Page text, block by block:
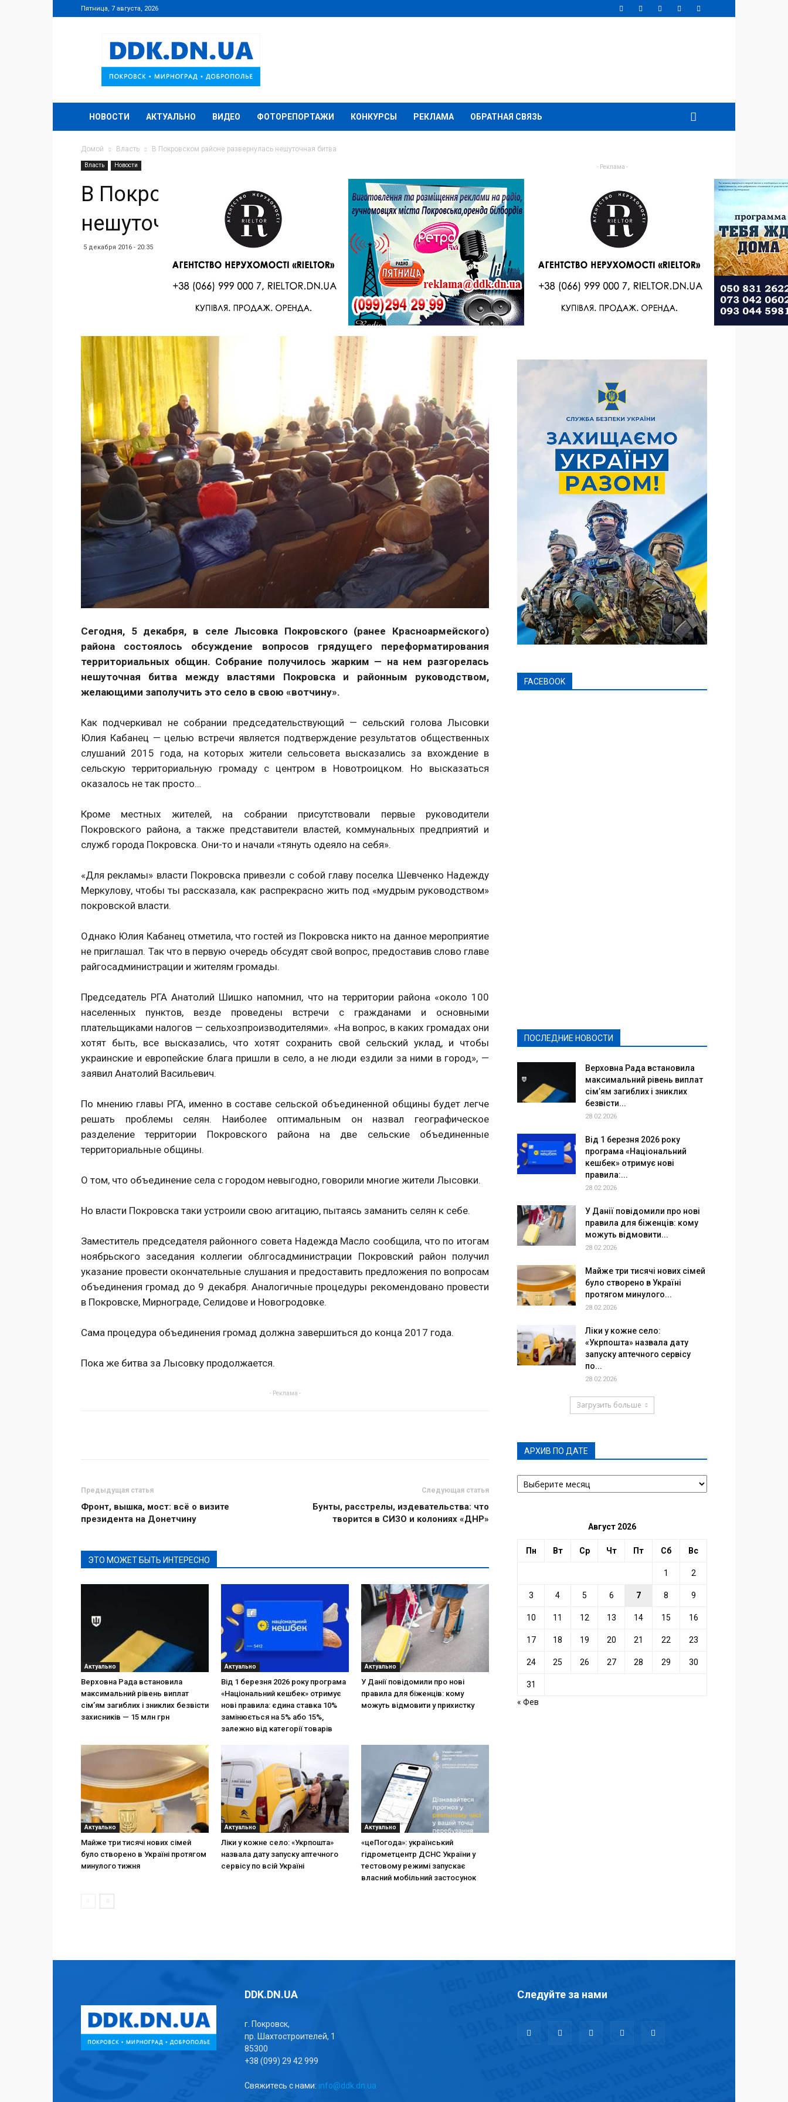
Пятница, 7 августа, 2026
DDK.DN.UA
НОВОСТИ АКТУАЛЬНО ВИДЕО ФОТОРЕПОРТАЖИ КОНКУРСЫ РЕКЛАМА ОБРАТНАЯ СВЯЗЬ
Домой Власть В Покровском районе развернулась нешуточная битва
Власть Новости
В Покровском районе развернулась
нешуточная битва
5 декабря 2016 - 20:35
Сегодня, 5 декабря, в селе Лысовка Покровского (ранее Красноармейского)
района состоялось обсуждение вопросов грядущего переформатирования
территориальных общин. Собрание получилось жарким — на нем разгорелась
нешуточная битва между властями Покровска и районным руководством,
желающими заполучить это село в свою «вотчину».
Как подчеркивал не собрании председательствующий — сельский голова Лысовки
Юлия Кабанец — целью встречи является подтверждение результатов общественных
слушаний 2015 года, на которых жители сельсовета высказались за вхождение в
сельскую территориальную громаду с центром в Новотроицком. Но высказаться
оказалось не так просто…
Кроме местных жителей, на собрании присутствовали первые руководители
Покровского района, а также представители властей, коммунальных предприятий и
служб города Покровска. Они-то и начали «тянуть одеяло на себя».
«Для рекламы» власти Покровска привезли с собой главу поселка Шевченко Надежду
Меркулову, чтобы ты рассказала, как распрекрасно жить под «мудрым руководством»
покровской власти.
Однако Юлия Кабанец отметила, что гостей из Покровска никто на данное мероприятие
не приглашал. Так что в первую очередь обсудят свой вопрос, предоставив слово главе
райгосадминистрации и жителям громады.
Председатель РГА Анатолий Шишко напомнил, что на территории района «около 100
населенных пунктов, везде проведены встречи с гражданами и основными
плательщиками налогов — сельхозпроизводителями». «На вопрос, в каких громадах они
хотят быть, все высказались, что хотят сохранить свой сельский уклад, и чтобы
украинские и европейские блага пришли в село, а не люди ездили за ними в город», —
заявил Анатолий Васильевич.
По мнению главы РГА, именно в составе сельской объединенной общины будет легче
решать проблемы селян. Наиболее оптимальным он назвал географическое
разделение территории Покровского района на две сельские объединенные
территориальные общины.
О том, что объединение села с городом невыгодно, говорили многие жители Лысовки.
Но власти Покровска таки устроили свою агитацию, пытаясь заманить селян к себе.
Заместитель председателя районного совета Надежда Масло сообщила, что по итогам
ноябрьского заседания коллегии облгосадминистрации Покровский район получил
указание провести окончательные слушания и предоставить предложения по вопросам
объединения громад до 9 декабря. Аналогичные процедуры рекомендовано провести
в Покровске, Мирнограде, Селидове и Новогродовке.
Сама процедура объединения громад должна завершиться до конца 2017 года.
Пока же битва за Лысовку продолжается.
- Реклама -
Предыдущая статья
Фронт, вышка, мост: всё о визите
президента на Донетчину
Следующая статья
Бунты, расстрелы, издевательства: что
творится в СИЗО и колониях «ДНР»
ЭТО МОЖЕТ БЫТЬ ИНТЕРЕСНО
Актуально
Верховна Рада встановила
максимальний рівень виплат
сім’ям загиблих і зниклих безвісти
захисників — 15 млн грн
Актуально
Від 1 березня 2026 року програма
«Національний кешбек» отримує
нові правила: єдина ставка 10%
замінюється на 5% або 15%,
залежно від категорії товарів
Актуально
У Данії повідомили про нові
правила для біженців: кому
можуть відмовити у прихистку
Актуально
Майже три тисячі нових сімей
було створено в Україні протягом
минулого тижня
Актуально
Ліки у кожне село: «Укрпошта»
назвала дату запуску аптечного
сервісу по всій Україні
Актуально
«цеПогода»: український
гідрометцентр ДСНС України у
тестовому режимі запускає
власний мобільний застосунок
- Реклама -
FACEBOOK
ПОСЛЕДНИЕ НОВОСТИ
Верховна Рада встановила
максимальний рівень виплат
сім’ям загиблих і зниклих
безвісти...
28.02.2026
Від 1 березня 2026 року
програма «Національний
кешбек» отримує нові
правила:...
28.02.2026
У Данії повідомили про нові
правила для біженців: кому
можуть відмовити...
28.02.2026
Майже три тисячі нових сімей
було створено в Україні
протягом минулого...
28.02.2026
Ліки у кожне село:
«Укрпошта» назвала дату
запуску аптечного сервісу
по...
28.02.2026
Загрузить больше
АРХИВ ПО ДАТЕ
АРХИВ
ПО
Август 2026
Пн Вт Ср Чт Пт Сб Вс
1 2
3 4 5 6 7 8 9
10 11 12 13 14 15 16
17 18 19 20 21 22 23
24 25 26 27 28 29 30
31
« Фев
DDK.DN.UA
г. Покровск,
пр. Шахтостроителей, 1
85300
+38 (099) 29 42 999
Свяжитесь с нами: info@ddk.dn.ua
Следуйте за нами